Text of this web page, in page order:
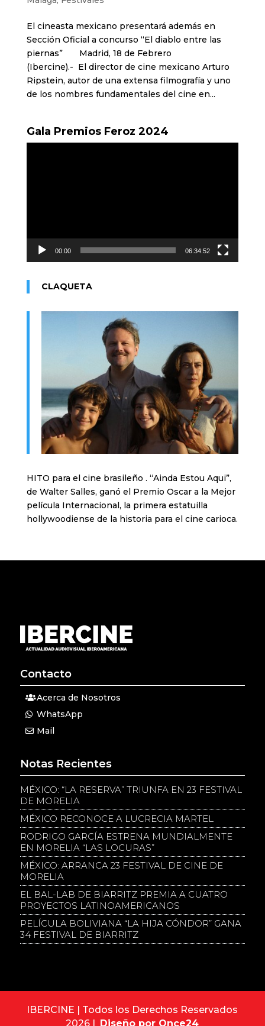
El cineasta mexicano presentará además en
Sección Oficial a concurso “El diablo entre las
piernas” Madrid, 18 de Febrero
(Ibercine).- El director de cine mexicano Arturo
Ripstein, autor de una extensa filmografía y uno
de los nombres fundamentales del cine en...
Gala Premios Feroz 2024
00:00 06:34:52
CLAQUETA
HITO para el cine brasileño . “Ainda Estou Aqui”,
de Walter Salles, ganó el Premio Oscar a la Mejor
película Internacional, la primera estatuilla
hollywoodiense de la historia para el cine carioca.
Contacto
Acerca de Nosotros
WhatsApp
Mail
Notas Recientes
MÉXICO: “LA RESERVA” TRIUNFA EN 23 FESTIVAL
DE MORELIA
MÉXICO RECONOCE A LUCRECIA MARTEL
RODRIGO GARCÍA ESTRENA MUNDIALMENTE
EN MORELIA “LAS LOCURAS”
MÉXICO: ARRANCA 23 FESTIVAL DE CINE DE
MORELIA
EL BAL-LAB DE BIARRITZ PREMIA A CUATRO
PROYECTOS LATINOAMERICANOS
PELÍCULA BOLIVIANA “LA HIJA CÓNDOR” GANA
34 FESTIVAL DE BIARRITZ
IBERCINE | Todos los Derechos Reservados
2026 | Diseño por Once24